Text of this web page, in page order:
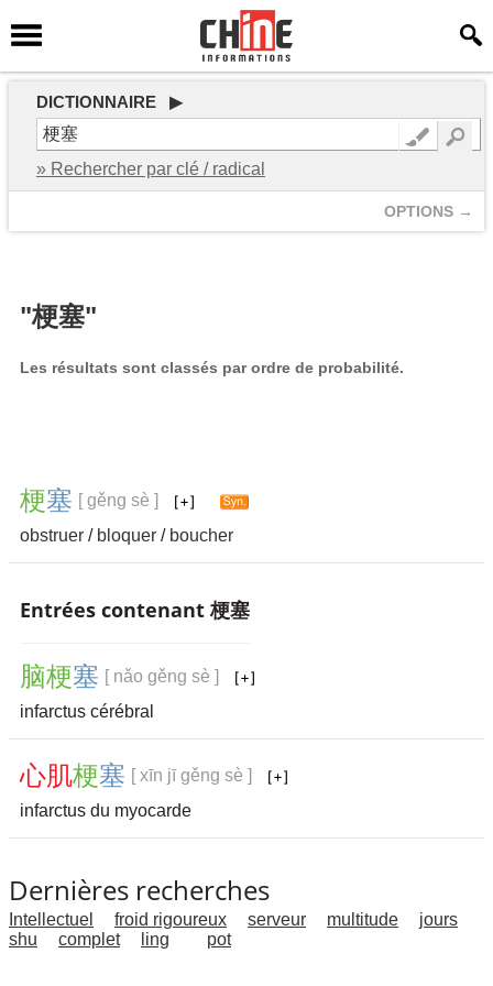
DICTIONNAIRE ▶
» Rechercher par clé / radical
OPTIONS →
"梗塞"
Les résultats sont classés par ordre de probabilité.
梗塞 [ gěng sè ]
obstruer / bloquer / boucher
Entrées contenant 梗塞
脑梗塞 [ nǎo gěng sè ]
infarctus cérébral
心肌梗塞 [ xīn jī gěng sè ]
infarctus du myocarde
Dernières recherches
Intellectuel froid rigoureux serveur multitude
jours
shu
complet ling pot